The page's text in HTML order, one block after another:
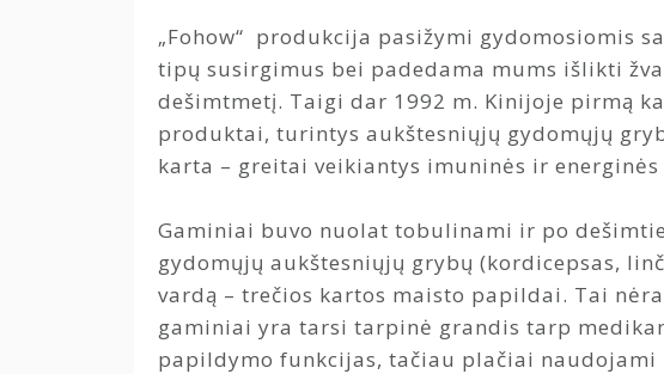
„Fohow“ produkcija pasižymi gydomosiomis
tipų susirgimus bei padedama mums išlikti
dešimtmetį. Taigi dar 1992 m. Kinijoje pirmą
produktai, turintys aukštesniųjų gydomųjų
karta – greitai veikiantys imuninės ir
Gaminiai buvo nuolat tobulinami ir po
gydomųjų aukštesniųjų grybų (kordicepsas,
vardą – trečios kartos maisto papildai. Tai
gaminiai yra tarsi tarpinė grandis tarp
papildymo funkcijas, tačiau plačiai